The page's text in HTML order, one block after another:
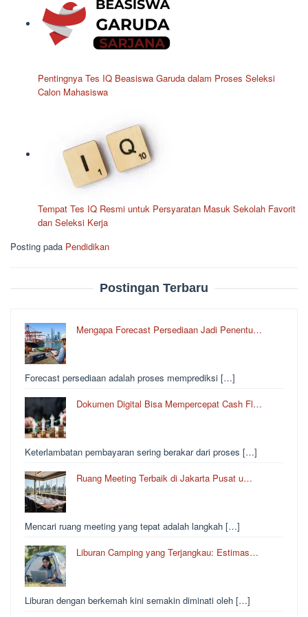
Pentingnya Tes IQ Beasiswa Garuda dalam Proses Seleksi
Calon Mahasiswa
Tempat Tes IQ Resmi untuk Persyaratan Masuk Sekolah Favorit
dan Seleksi Kerja
Posting pada Pendidikan
Postingan Terbaru
Mengapa Forecast Persediaan Jadi Penentu…
Forecast persediaan adalah proses memprediksi […]
Dokumen Digital Bisa Mempercepat Cash Fl…
Keterlambatan pembayaran sering berakar dari proses […]
Ruang Meeting Terbaik di Jakarta Pusat u…
Mencari ruang meeting yang tepat adalah langkah […]
Liburan Camping yang Terjangkau: Estimas…
Liburan dengan berkemah kini semakin diminati oleh […]